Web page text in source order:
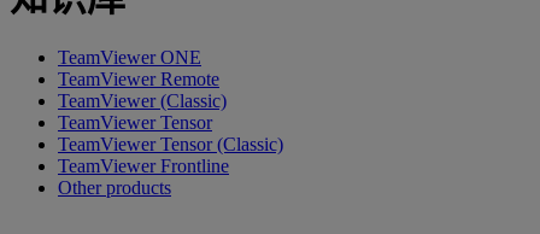
TeamViewer ONE
TeamViewer Remote
TeamViewer (Classic)
TeamViewer Tensor
TeamViewer Tensor (Classic)
TeamViewer Frontline
Other products